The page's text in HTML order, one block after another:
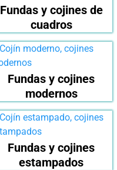
Fundas y cojines de
cuadros
Fundas y cojines
modernos
Fundas y cojines
estampados